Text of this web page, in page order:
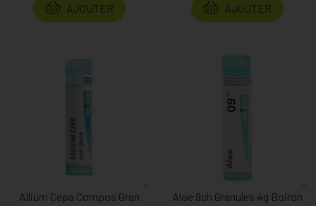
AJOUTER
AJOUTER
Allium Cepa Compos Gran
Aloe 9ch Granules 4g Boiron